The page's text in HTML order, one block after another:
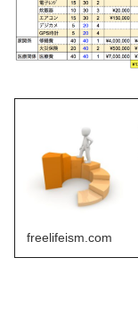
freelifeism.com